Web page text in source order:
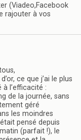
(Viadeo,Facebook
rajouter à vos
ce que j’ai le plus
l’efficacité :
de la journée, sans
géré
les moindres
pensé depuis
(parfait !), le